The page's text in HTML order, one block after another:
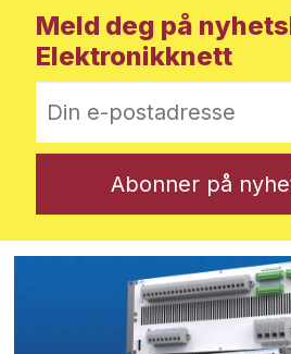
Meld deg på
Elektronikknett